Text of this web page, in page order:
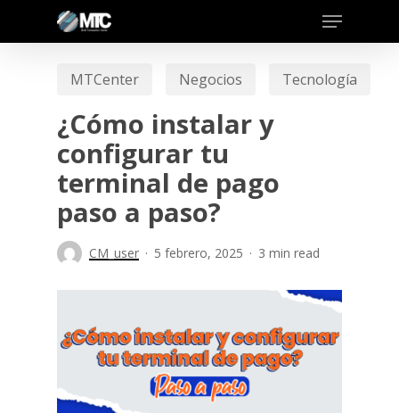
MTCenter Negocios Tecnología
¿Cómo instalar y
configurar tu
terminal de pago
paso a paso?
CM_user 5 febrero, 2025 3 min read